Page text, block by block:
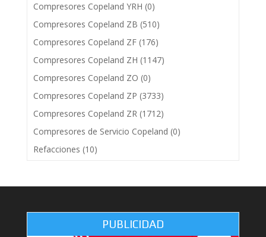
Compresores Copeland YRH (0)
Compresores Copeland ZB (510)
Compresores Copeland ZF (176)
Compresores Copeland ZH (1147)
Compresores Copeland ZO (0)
Compresores Copeland ZP (3733)
Compresores Copeland ZR (1712)
Compresores de Servicio Copeland (0)
Refacciones (10)
PUBLICIDAD